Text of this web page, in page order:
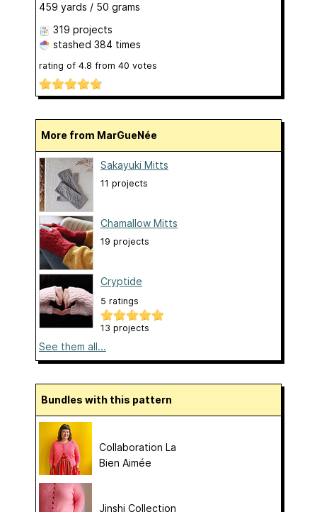
459 yards / 50 grams
319 projects
stashed 384 times
rating of 4.8 from 40 votes
More from MarGueNée
Sakayuki Mitts
11 projects
Chamallow Mitts
19 projects
Cryptide
5 ratings
13 projects
See them all...
Bundles with this pattern
Collaboration La
Bien Aimée
Jinshi Collection